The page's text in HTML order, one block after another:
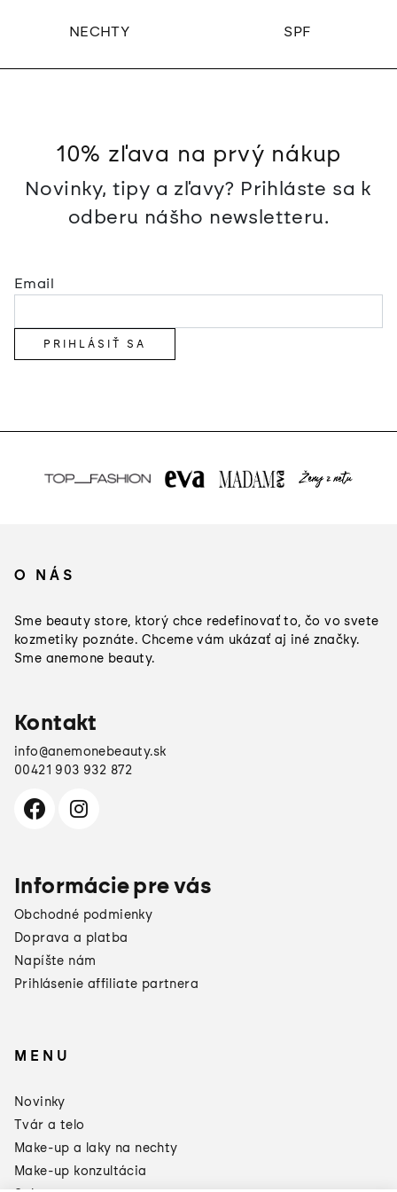
NECHTY SPF
10% zľava na prvý nákup
Novinky, tipy a zľavy? Prihláste sa k
odberu nášho newsletteru.
Email
PRIHLÁSIŤ SA
O NÁS
Sme beauty store, ktorý chce redefinovať to, čo vo svete
kozmetiky poznáte. Chceme vám ukázať aj iné značky.
Sme anemone beauty.
Kontakt
info@anemonebeauty.sk
00421 903 932 872
Informácie pre vás
Obchodné podmienky
Doprava a platba
Napíšte nám
Prihlásenie affiliate partnera
MENU
Novinky
Tvár a telo
Make-up a laky na nechty
Make-up konzultácia
zásoby:
3 produkty = Green Odlakovač